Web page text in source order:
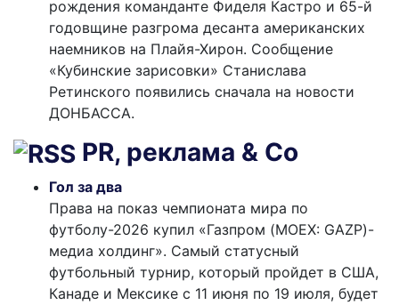
рождения команданте Фиделя Кастро и 65-й
годовщине разгрома десанта американских
наемников на Плайя-Хирон. Сообщение
«Кубинские зарисовки» Станислава
Ретинского появились сначала на новости
ДОНБАССА.
PR, реклама & Co
Гол за два
Права на показ чемпионата мира по
футболу-2026 купил «Газпром (MOEX: GAZP)-
медиа холдинг». Самый статусный
футбольный турнир, который пройдет в США,
Канаде и Мексике с 11 июня по 19 июля, будет